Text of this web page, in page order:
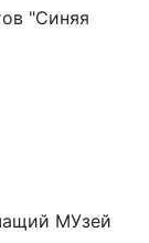
"Синяя
МУзей